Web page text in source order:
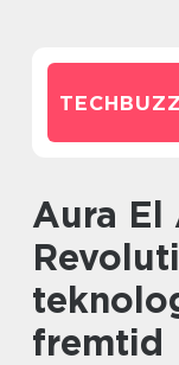
Aura El App:
fremtid